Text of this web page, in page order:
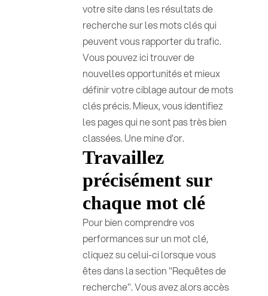
votre site dans les résultats de
recherche sur les mots clés qui
peuvent vous rapporter du trafic.
Vous pouvez ici trouver de
nouvelles opportunités et mieux
définir votre ciblage autour de mots
clés précis. Mieux, vous identifiez
les pages qui ne sont pas très bien
classées. Une mine d'or.
Travaillez
précisément sur
chaque mot clé
Pour bien comprendre vos
performances sur un mot clé,
cliquez su celui-ci lorsque vous
êtes dans la section "Requêtes de
recherche". Vous avez alors accès